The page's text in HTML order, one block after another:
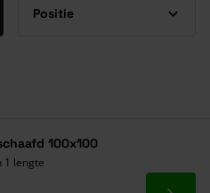
100x100
1 lengte